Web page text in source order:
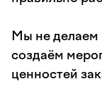
Мы не делаем
создаём
ценностей